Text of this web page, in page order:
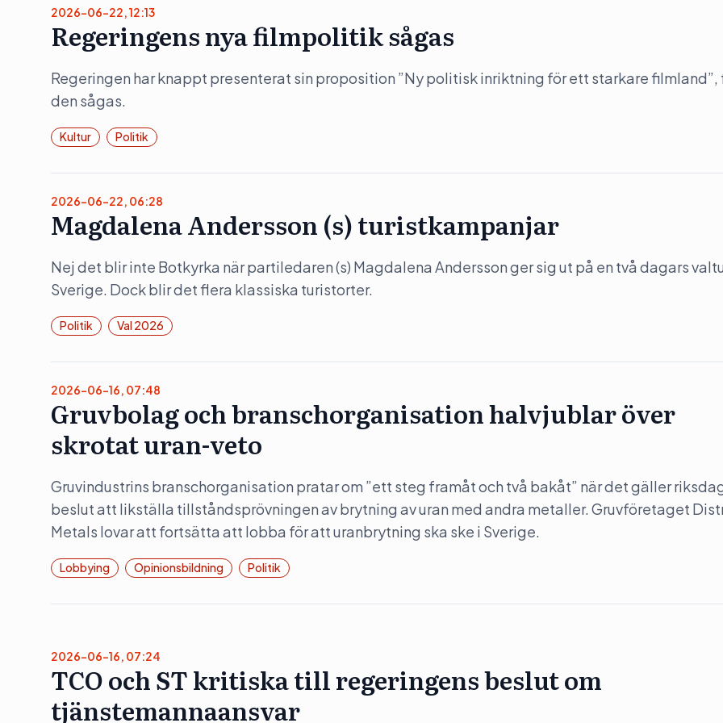
2026-06-22, 12:13
Regeringens nya filmpolitik sågas
Regeringen har knappt presenterat sin proposition ”Ny politisk inriktning för ett starkare filmland”,
den sågas.
Kultur Politik
2026-06-22, 06:28
Magdalena Andersson (s) turistkampanjar
Nej det blir inte Botkyrka när partiledaren (s) Magdalena Andersson ger sig ut på en två dagars
Sverige. Dock blir det flera klassiska turistorter.
Politik Val 2026
2026-06-16, 07:48
Gruvbolag och branschorganisation halvjublar över
skrotat uran-veto
Gruvindustrins branschorganisation pratar om ”ett steg framåt och två bakåt” när det gäller
beslut att likställa tillståndsprövningen av brytning av uran med andra metaller. Gruvföretaget
Metals lovar att fortsätta att lobba för att uranbrytning ska ske i Sverige.
Lobbying Opinionsbildning Politik
2026-06-16, 07:24
TCO och ST kritiska till regeringens beslut om
tjänstemannaansvar